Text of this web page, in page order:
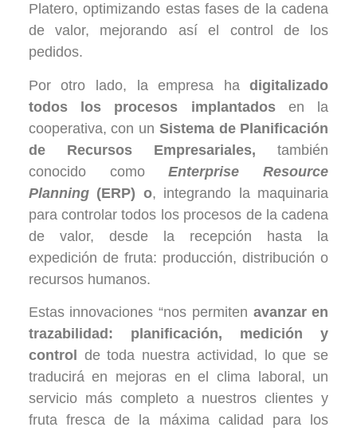
Platero, optimizando estas fases de la cadena
de valor, mejorando así el control de los
pedidos.
Por otro lado, la empresa hadigitalizado
todos los procesos implantadosen la
cooperativa, con un Sistema de Planificación
de Recursos Empresariales,también
conocido comoEnterprise Resource
Planning(ERP) o, integrando la maquinaria
para controlar todos los procesos de la cadena
de valor, desde la recepción hasta la
expedición de fruta: producción, distribución o
recursos humanos.
Estas innovaciones “nos permiten avanzar en
trazabilidad: planificación, medición y
control
de toda nuestra actividad, lo que se
traducirá en mejoras en el clima laboral, un
servicio más completo a nuestros clientes y
fruta fresca de la máxima calidad para los